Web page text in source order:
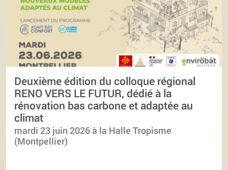
Deuxième édition du colloque régional
RENO VERS LE FUTUR, dédié à la
rénovation bas carbone et adaptée au
climat
mardi 23 juin 2026 à la Halle Tropisme
(Montpellier)